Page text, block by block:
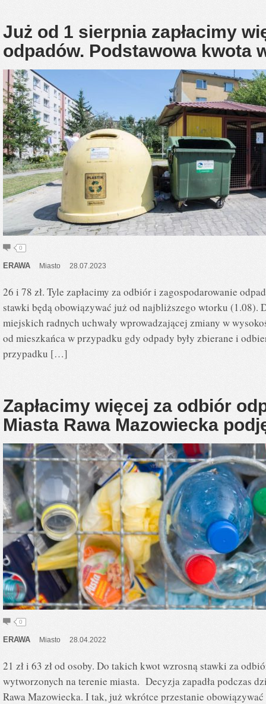
Już od 1 sierpnia zapłacimy
odpadów. Podstawowa kwota
0
ERAWA Miasto 28.07.2023
26 i 78 zł. Tyle zapłacimy za odbiór i zagospodarowanie
stawki będą obowiązywać już od najbliższego wtorku (1.08).
miejskich radnych uchwały wprowadzającej zmiany w
od mieszkańca w przypadku gdy odpady były zbierane i
przypadku […]
Zapłacimy więcej za odbiór
Miasta Rawa Mazowiecka
0
ERAWA Miasto 28.04.2022
21 zł i 63 zł od osoby. Do takich kwot wzrosną stawki za
wytworzonych na terenie miasta. Decyzja zapadła podczas
Rawa Mazowiecka. I tak, już wkrótce przestanie